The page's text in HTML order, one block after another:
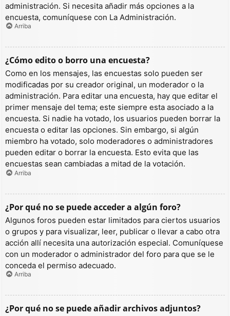
administración. Si necesita añadir más opciones a la
encuesta, comuníquese con La Administración.
Arriba
¿Cómo edito o borro una encuesta?
Como en los mensajes, las encuestas solo pueden ser
modificadas por su creador original, un moderador o la
administración. Para editar una encuesta, hay que editar el
primer mensaje del tema; este siempre esta asociado a la
encuesta. Si nadie ha votado, los usuarios pueden borrar la
encuesta o editar las opciones. Sin embargo, si algún
miembro ha votado, solo moderadores o administradores
pueden editar o borrar la encuesta. Esto evita que las
encuestas sean cambiadas a mitad de la votación.
Arriba
¿Por qué no se puede acceder a algún foro?
Algunos foros pueden estar limitados para ciertos usuarios
o grupos y para visualizar, leer, publicar o llevar a cabo otra
acción allí necesita una autorización especial. Comuníquese
con un moderador o administrador del foro para que se le
conceda el permiso adecuado.
Arriba
¿Por qué no se puede añadir archivos adjuntos?